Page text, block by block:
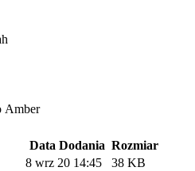
Amber
Data Dodania Rozmiar
8 wrz 20 14:45
38 KB